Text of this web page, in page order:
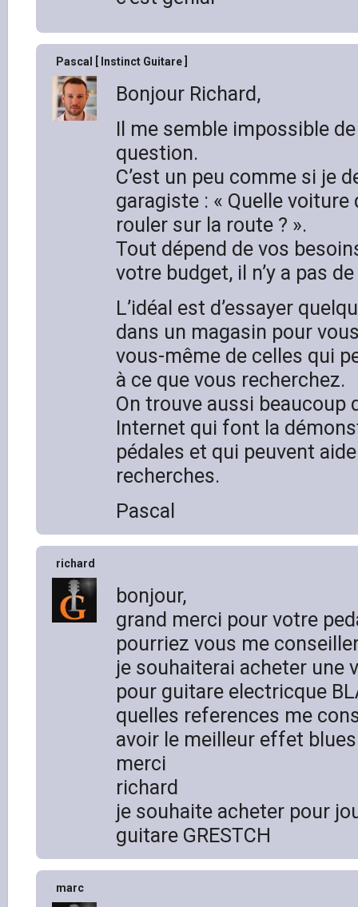
Pascal [ Instinct Guitare ]
Bonjour Richard,
Il me semble impossible
question.
C’est un peu comme si je
garagiste : « Quelle
rouler sur la route ? ».
Tout dépend de vos
votre budget, il n’y a pas
L’idéal est d’essayer
dans un magasin pour
vous-même de celles qui
à ce que vous recherchez.
On trouve aussi beaucoup
Internet qui font la
pédales et qui peuvent
recherches.
Pascal
richard
bonjour,
grand merci pour votre
pourriez vous me
je souhaiterai acheter une
pour guitare electricque
quelles references me
avoir le meilleur effet blues
merci
richard
je souhaite acheter pour
guitare GRESTCH
marc